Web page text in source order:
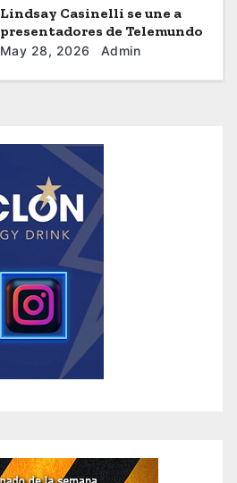
Lindsay Casinelli se une a
presentadores de Telemundo
May 28, 2026 Admin